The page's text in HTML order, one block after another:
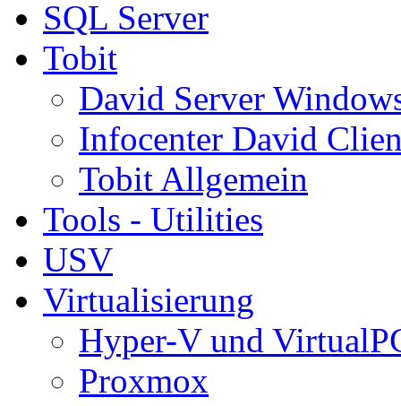
SQL Server
Tobit
David Server
Infocenter David
Tobit Allgemein
Tools - Utilities
USV
Virtualisierung
Hyper-V und
Proxmox